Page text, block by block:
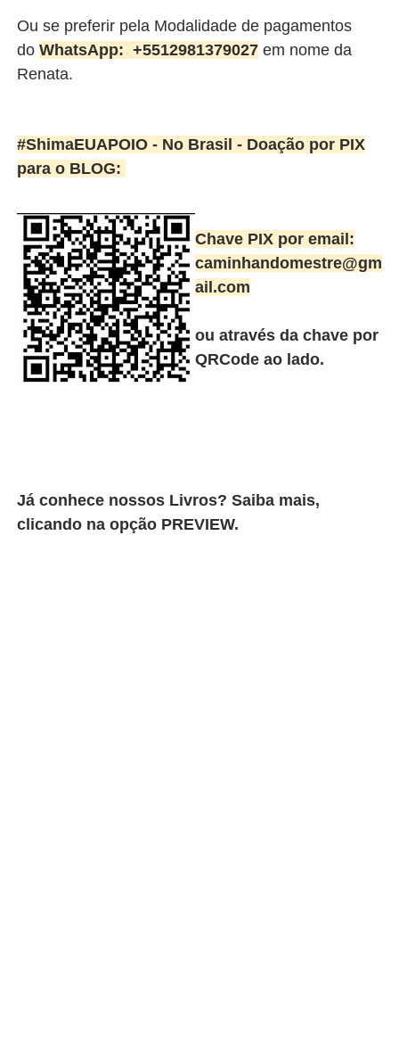
Ou se preferir pela Modalidade de pagamentos
do WhatsApp: +5512981379027em nome da
Renata.
#ShimaEUAPOIO - No Brasil - Doação por PIX
para o BLOG:
Chave PIX por email:
caminhandomestre@gm
ail.com
ou através da chave por
QRCode ao lado.
Já conhece nossos Livros? Saiba mais,
clicando na opção PREVIEW.